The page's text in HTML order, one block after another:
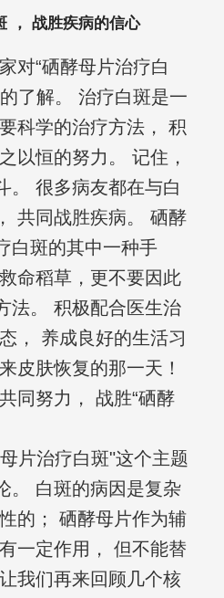
， 战胜疾病的信心
对“硒酵母片治疗白
了解。 治疗白斑是一
科学的治疗方法， 积
以恒的努力。 记住，
。 很多病友都在与白
共同战胜疾病。 硒酵
白斑的其中一种手
命稻草，更不要因此
法。 积极配合医生治
， 养成良好的生活习
皮肤恢复的那一天！
同努力， 战胜“硒酵
片治疗白斑"这个主题
。 白斑的病因是复杂
的； 硒酵母片作为辅
一定作用， 但不能替
我们再来回顾几个核